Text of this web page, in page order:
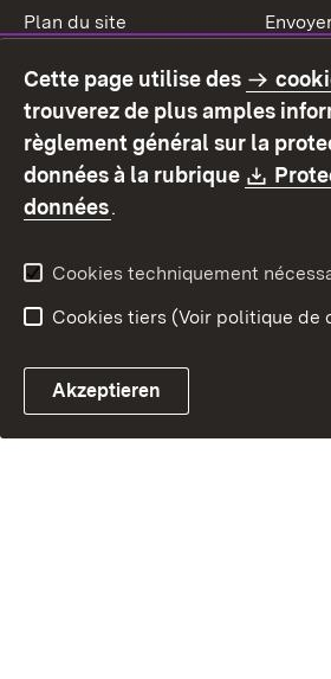
Plan du site
Mode d'emploi
Contact
Cette page utilise des
trouverez de plus amples
règlement général sur la
données à la rubrique
données.
Cookies techniquement
Cookies tiers (Voir politique de
Akzeptieren